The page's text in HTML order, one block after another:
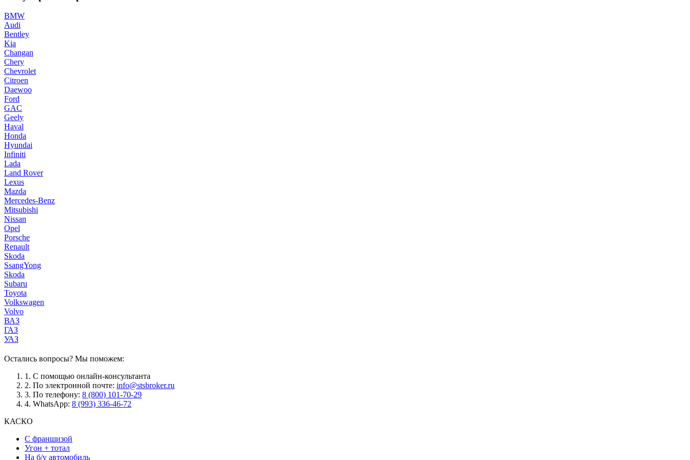
BMW
Audi
Bentley
Kia
Changan
Chery
Chevrolet
Citroen
Daewoo
Ford
GAC
Geely
Haval
Honda
Hyundai
Infiniti
Lada
Land Rover
Lexus
Mazda
Mercedes-Benz
Mitsubishi
Nissan
Opel
Porsche
Renault
Skoda
SsangYong
Skoda
Subaru
Toyota
Volkswagen
Volvo
ВАЗ
ГАЗ
УАЗ
Остались вопросы? Мы поможем:
1. С помощью онлайн-консультанта
2. По электронной почте: info@stsbroker.ru
3. По телефону: 8 (800) 101-70-29
4. WhatsApp: 8 (993) 336-46-72
КАСКО
С франшизой
Угон + тотал
На б/у автомобиль